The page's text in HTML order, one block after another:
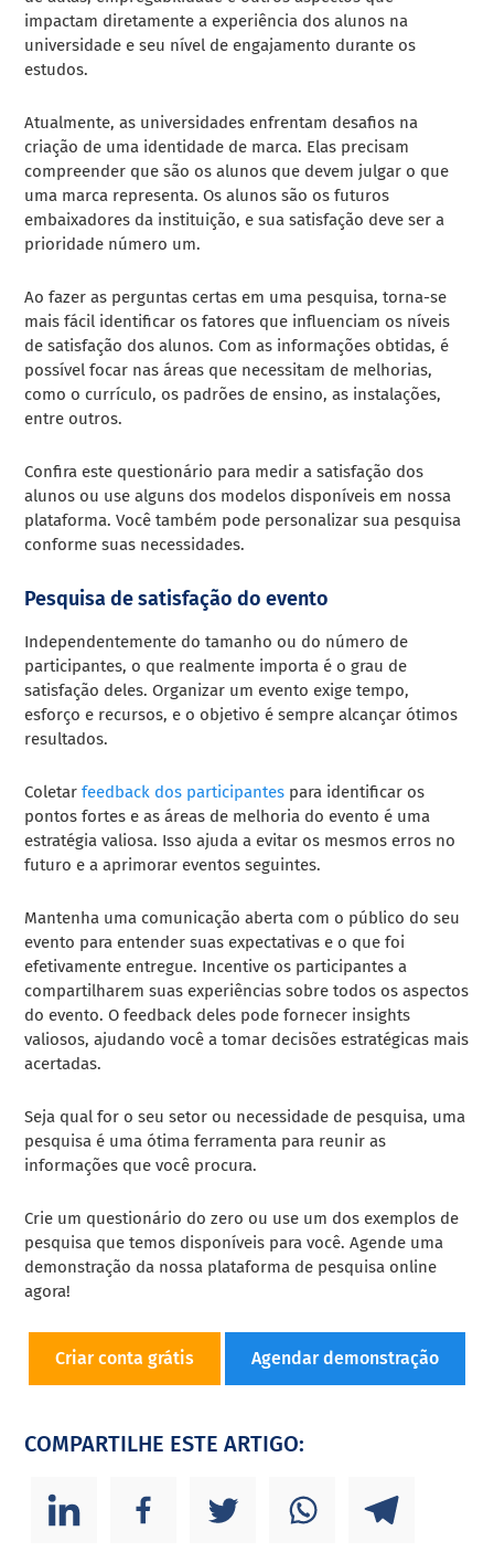
impactam diretamente a experiência dos alunos na
universidade e seu nível de engajamento durante os
estudos.
Atualmente, as universidades enfrentam desafios na
criação de uma identidade de marca. Elas precisam
compreender que são os alunos que devem julgar o que
uma marca representa. Os alunos são os futuros
embaixadores da instituição, e sua satisfação deve ser a
prioridade número um.
Ao fazer as perguntas certas em uma pesquisa, torna-se
mais fácil identificar os fatores que influenciam os níveis
de satisfação dos alunos. Com as informações obtidas, é
possível focar nas áreas que necessitam de melhorias,
como o currículo, os padrões de ensino, as instalações,
entre outros.
Confira este questionário para medir a satisfação dos
alunos ou use alguns dos modelos disponíveis em nossa
plataforma. Você também pode personalizar sua pesquisa
conforme suas necessidades.
Pesquisa de satisfação do evento
Independentemente do tamanho ou do número de
participantes, o que realmente importa é o grau de
satisfação deles. Organizar um evento exige tempo,
esforço e recursos, e o objetivo é sempre alcançar ótimos
resultados.
Coletarfeedback dos participantes para identificar os
pontos fortes e as áreas de melhoria do evento é uma
estratégia valiosa. Isso ajuda a evitar os mesmos erros no
futuro e a aprimorar eventos seguintes.
Mantenha uma comunicação aberta com o público do seu
evento para entender suas expectativas e o que foi
efetivamente entregue. Incentive os participantes a
compartilharem suas experiências sobre todos os aspectos
do evento. O feedback deles pode fornecer insights
valiosos, ajudando você a tomar decisões estratégicas mais
acertadas.
Seja qual for o seu setor ou necessidade de pesquisa, uma
pesquisa é uma ótima ferramenta para reunir as
informações que você procura.
Crie um questionário do zero ou use um dos exemplos de
pesquisa que temos disponíveis para você. Agende uma
demonstração da nossa plataforma de pesquisa online
agora!
Criar conta grátis Agendar demonstração
COMPARTILHE ESTE ARTIGO: